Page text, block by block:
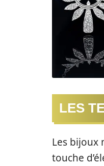
LES
Les bijoux
touche